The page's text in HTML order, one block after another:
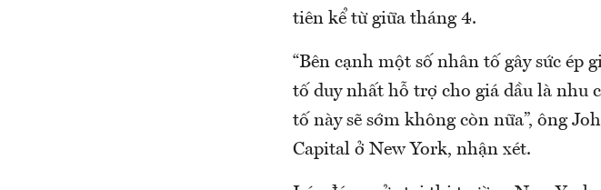
tiên kể từ giữa tháng 4.
“Bên cạnh một số nhân tố gây sức
tố duy nhất hỗ trợ cho giá dầu là nhu
tố này sẽ sớm không còn nữa”, ông
Capital ở New York, nhận xét.